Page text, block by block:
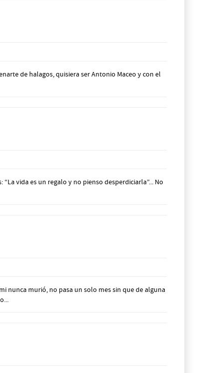
de halagos, quisiera ser Antonio Maceo y con el
vida es un regalo y no pienso desperdiciarla”... No
nunca murió, no pasa un solo mes sin que de alguna